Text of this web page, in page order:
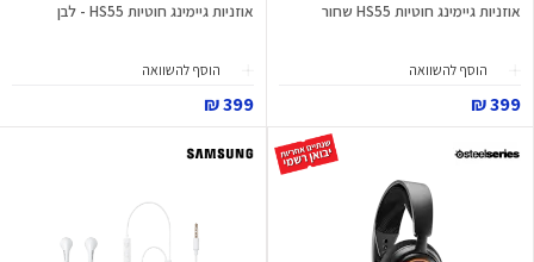
אוזניות גיימינג חוטיות HS55 שחור
הוסף להשוואה
399 ₪
אוזניות גיימינג חוטיות HS55 - לבן
הוסף להשוואה
399 ₪